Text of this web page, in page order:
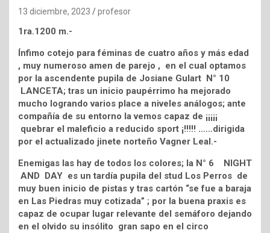
13 diciembre, 2023 profesor
1ra.1200 m.-
Ínfimo cotejo para féminas de cuatro años y más edad
, muy numeroso amen de parejo , en el cual optamos
por la ascendente pupila de Josiane Gulart N° 10
LANCETA; tras un inicio paupérrimo ha mejorado
mucho logrando varios place a niveles análogos; ante
compañía de su entorno la vemos capaz de ¡¡¡¡¡
quebrar el maleficio a reducido sport ¡!!!!! ……dirigida
por el actualizado jinete norteño Vagner Leal.-
Enemigas las hay de todos los colores; la N° 6 NIGHT
AND DAY es un tardía pupila del stud Los Perros de
muy buen inicio de pistas y tras cartón “se fue a baraja
en Las Piedras muy cotizada” ; por la buena praxis es
capaz de ocupar lugar relevante del semáforo dejando
en el olvido su insólito gran sapo en el circo